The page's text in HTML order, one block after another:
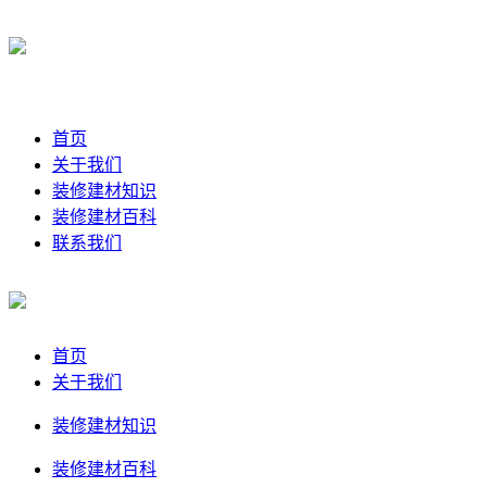
首页
关于我们
装修建材知识
装修建材百科
联系我们
首页
关于我们
装修建材知识
装修建材百科